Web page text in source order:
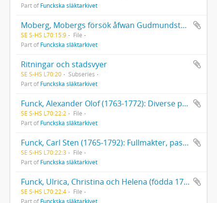
Part ofFunckska släktarkivet
Moberg, Mobergs försök åfwan Gudmundstorpet på stadsens utmark
SE S-HS L70:15:9
File
Part ofFunckska släktarkivet
Ritningar och stadsvyer
SE S-HS L70:20
Subseries
Part ofFunckska släktarkivet
Funck, Alexander Olof (1763-1772): Diverse papper
SE S-HS L70:22:2
File
Part ofFunckska släktarkivet
Funck, Carl Sten (1765-1792): Fullmakter, pass, räkenskaper, dagboksanteckningar; fadern Alexander Funcks föreskrifter om hans studier och uppfostran med mera. Brev (1780-1785, odaterad) till och från Carl Sten Funck.
SE S-HS L70:22:3
File
Part ofFunckska släktarkivet
Funck, Ulrica, Christina och Helena (födda 1769, 1771 respektive 1772. Alla döda 1775), Diverse papper
SE S-HS L70:22:4
File
Part ofFunckska släktarkivet